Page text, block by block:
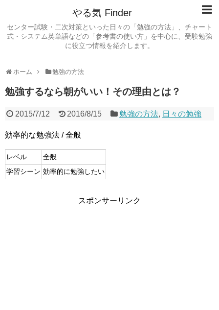
やる気 Finder
センター試験・二次対策といった日々の「勉強の方法」、チャート
式・システム英単語などの「参考書の使い方」を中心に、受験勉強
に役立つ情報を紹介します。
ホーム 勉強の方法
勉強するなら朝がいい！その理由とは？
2015/7/12 2016/8/15 勉強の方法, 日々の勉強
効率的な勉強法 / 全般
レベル
全般
学習シーン 効率的に勉強したい
スポンサーリンク